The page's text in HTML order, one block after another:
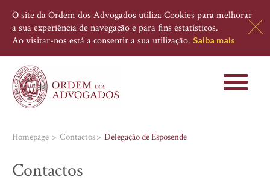
O site da Ordem dos Advogados utiliza Cookies para melhorar
a sua experiência de navegação e para fins estatísticos.
Ao visitar-nos está a consentir a sua utilização. Saiba mais
Toggle
Homepage Contactos Delegação de Esposende
Contactos